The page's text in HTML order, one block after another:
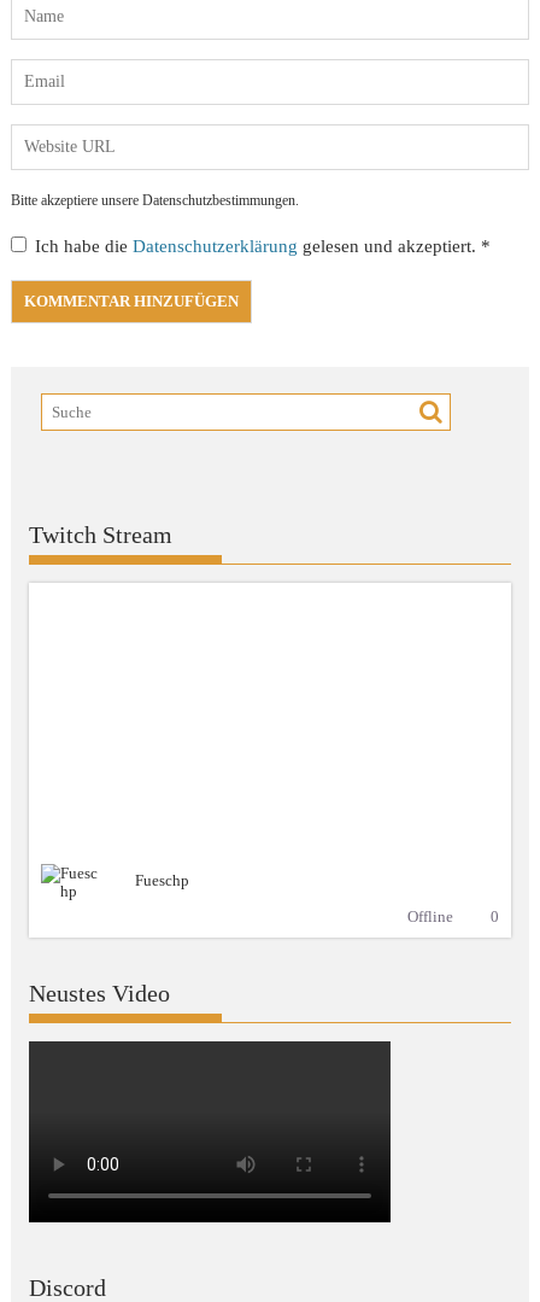
Bitte akzeptiere unsere Datenschutzbestimmungen.
Ich habe dieDatenschutzerklärung gelesen und akzeptiert. *
Twitch Stream
Fueschp
Offline
0
Neustes Video
Discord